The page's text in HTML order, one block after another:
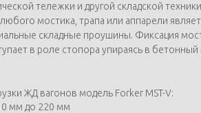
тележки и другой складской
мостика, трапа или аппарели
складные проушины. Фиксация
в роле стопора упираясь в
ЖД вагонов модель Forker MST-V:
мм до 220 мм